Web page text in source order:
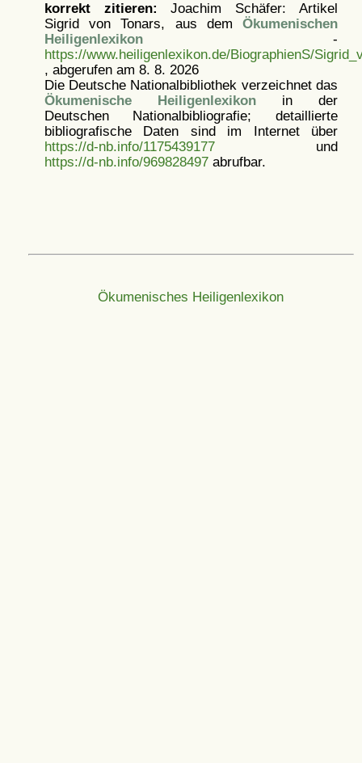
korrekt zitieren: Joachim Schäfer: Artikel
Sigrid von Tonars, aus dem Ökumenischen
Heiligenlexikon-
https://www.heiligenlexikon.de/BiographienS/
, abgerufen am 8. 8. 2026
Die Deutsche Nationalbibliothek verzeichnet das
Ökumenische Heiligenlexikonin der
Deutschen Nationalbibliografie; detaillierte
bibliografische Daten sind im Internet über
https://d-nb.info/1175439177und
https://d-nb.info/969828497abrufbar.
Ökumenisches Heiligenlexikon